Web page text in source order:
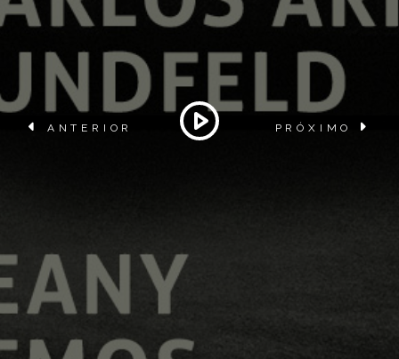
ANTERIOR PRÓXIMO